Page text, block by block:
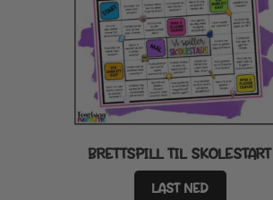
BRETTSPILL TIL SKOLESTART
LAST NED